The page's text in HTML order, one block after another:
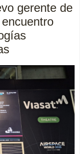
gerente de